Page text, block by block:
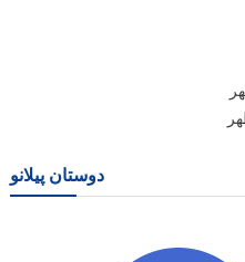
دوستان پیلانو